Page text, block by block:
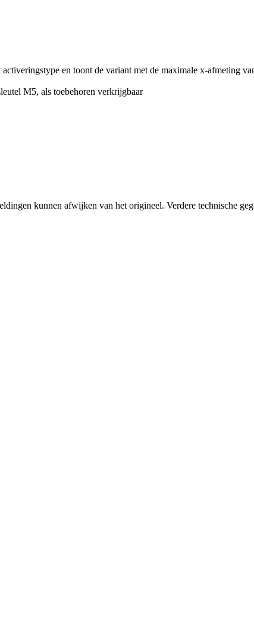
en toont de variant met de maximale x-afmeting
M5, als toebehoren verkrijgbaar
kunnen afwijken van het origineel. Verdere technische